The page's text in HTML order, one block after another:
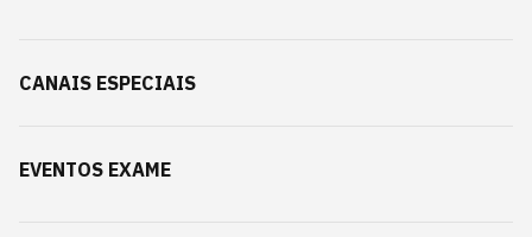
CANAIS ESPECIAIS
EVENTOS EXAME